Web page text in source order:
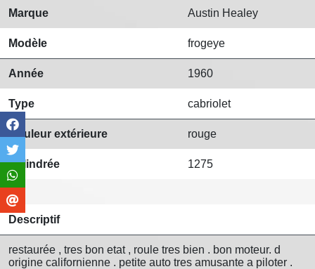
Marque Austin Healey
Modèle frogeye
Année 1960
Type cabriolet
Couleur extérieure rouge
Cylindrée 1275
Descriptif
restaurée , tres bon etat , roule tres bien . bon moteur. d
origine californienne . petite auto tres amusante a piloter .